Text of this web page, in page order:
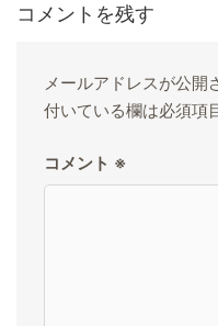
コメントを残す
メールアドレスが公開
付いている欄は必須項
コメント ※